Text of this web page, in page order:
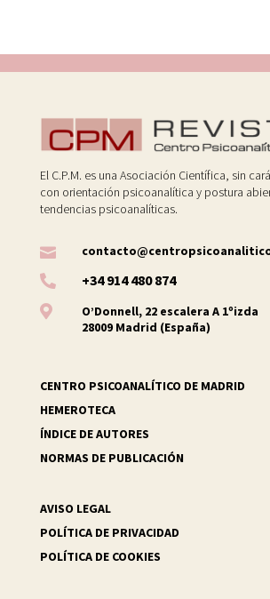
El C.P.M. es una Asociación Científica, sin
con orientación psicoanalítica y postura
tendencias psicoanalíticas.


+34 914 480 874

O’Donnell, 22 escalera A 1ºizda
28009 Madrid (España)
CENTRO PSICOANALÍTICO DE MADRID
HEMEROTECA
ÍNDICE DE AUTORES
NORMAS DE PUBLICACIÓN
AVISO LEGAL
POLÍTICA DE PRIVACIDAD
POLÍTICA DE COOKIES